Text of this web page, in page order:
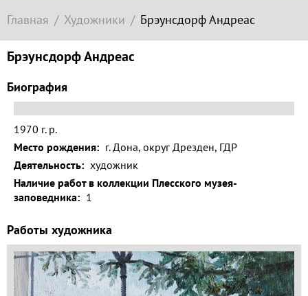
Главная Художники Брэунсдорф Андреас
Брэунсдорф Андреас
Биография
1970 г. р.
Место рождения: г. Дона, округ Дрезден, ГДР
Деятельность: художник
Наличие работ в коллекции Плесского музея-
заповедника: 1
Работы художника
зарубежное
Левитана
площадь
Верхний
Плёс